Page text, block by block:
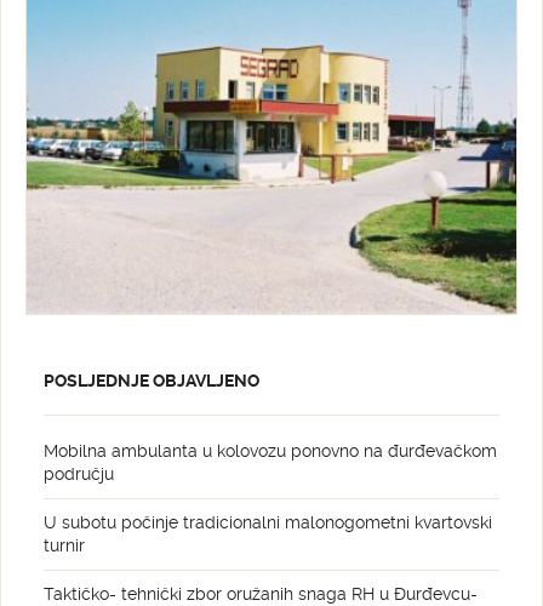
POSLJEDNJE OBJAVLJENO
Mobilna ambulanta u kolovozu ponovno na đurđevačkom
području
U subotu počinje tradicionalni malonogometni kvartovski
turnir
Taktičko- tehnički zbor oružanih snaga RH u Đurđevcu-